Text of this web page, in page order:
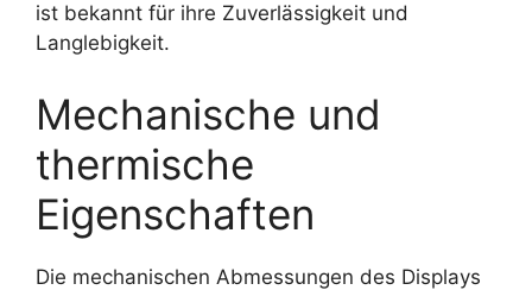
ist bekannt für ihre Zuverlässigkeit und
Langlebigkeit.
Mechanische und
thermische
Eigenschaften
Die mechanischen Abmessungen des Displays